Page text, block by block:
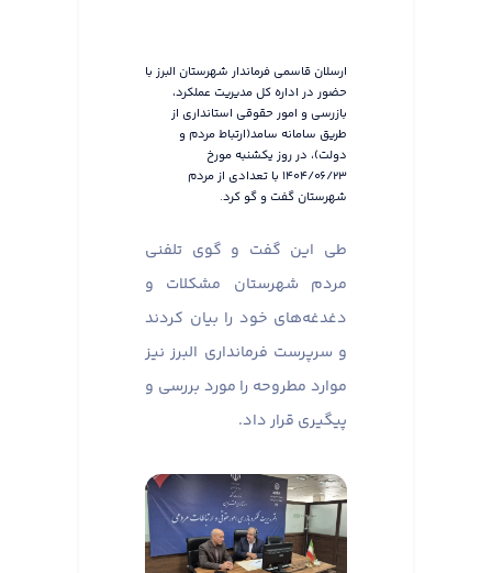
ارسلان قاسمی فرماندار شهرستان البرز با
حضور در اداره کل مدیریت عملکرد،
بازرسی و امور حقوقی استانداری از
طریق سامانه سامد(ارتباط مردم و
دولت)، در روز یکشنبه مورخ
۱۴۰۴/۰۶/۲۳ با تعدادی از مردم
شهرستان گفت و گو کرد.
طی این گفت و گوی تلفنی
مردم شهرستان مشکلات و
دغدغه‌های خود را بیان کردند
و سرپرست فرمانداری البرز نیز
موارد مطروحه را مورد بررسی و
پیگیری قرار داد.